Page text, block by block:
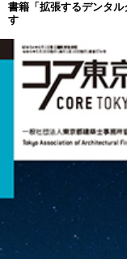
書籍「拡張するデンタ
す